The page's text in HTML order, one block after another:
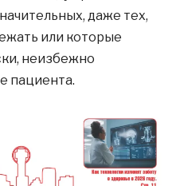
даже тех,
или которые
неизбежно
пациента.